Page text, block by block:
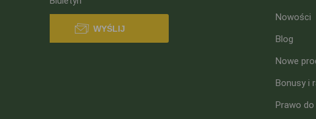
WYŚLIJ
Nowości
Blog
Nowe
Bonusy i
Prawo do